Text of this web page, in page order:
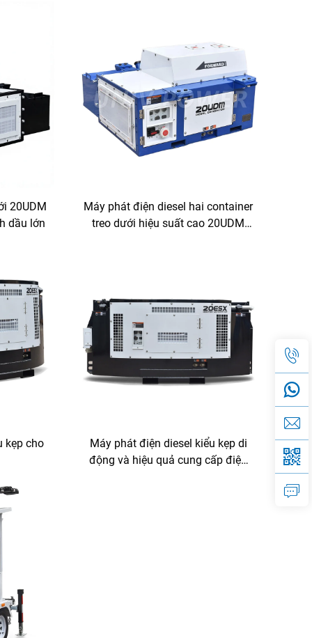
20UDM
dầu lớn
Máy phát điện diesel hai container
treo dưới hiệu suất cao 20UDM
kẹp cho
Máy phát điện diesel kiểu kẹp di
động và hiệu quả cung cấp điện